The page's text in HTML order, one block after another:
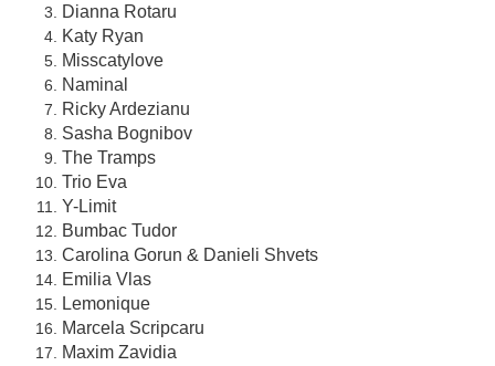
Dianna Rotaru
Katy Ryan
Misscatylove
Naminal
Ricky Ardezianu
Sasha Bognibov
The Tramps
Trio Eva
Y-Limit
Bumbac Tudor
Carolina Gorun & Danieli Shvets
Emilia Vlas
Lemonique
Marcela Scripcaru
Maxim Zavidia